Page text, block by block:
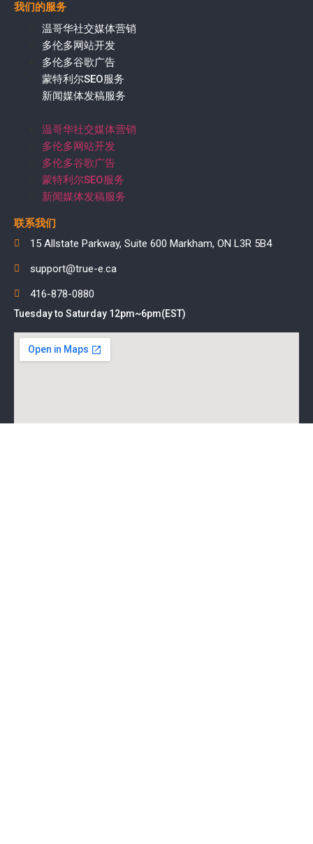
我们的服务
温哥华社交媒体营销
多伦多网站开发
多伦多谷歌广告
蒙特利尔SEO服务
新闻媒体发稿服务
温哥华社交媒体营销
多伦多网站开发
多伦多谷歌广告
蒙特利尔SEO服务
新闻媒体发稿服务
联系我们
15 Allstate Parkway, Suite 600 Markham, ON L3R 5B4
support@true-e.ca
416-878-0880
Tuesday to Saturday 12pm~6pm(EST)